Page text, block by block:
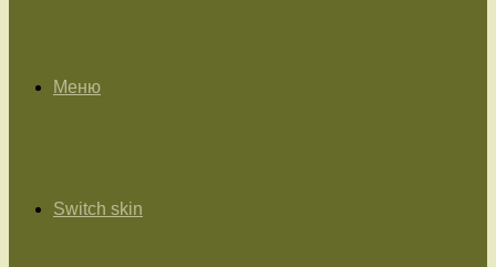
Меню
Switch skin